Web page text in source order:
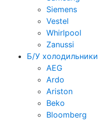
Siemens
Vestel
Whirlpool
Zanussi
Б/У холодильники
AEG
Ardo
Ariston
Beko
Bloomberg